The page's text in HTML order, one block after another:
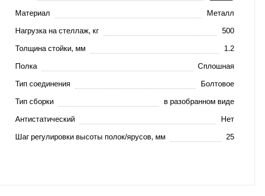
Материал Металл
Нагрузка на стеллаж, кг 500
Толщина стойки, мм 1.2
Полка Сплошная
Тип соединения Болтовое
Тип сборки в разобранном виде
Антистатический Нет
Шаг регулировки высоты полок/ярусов, мм 25